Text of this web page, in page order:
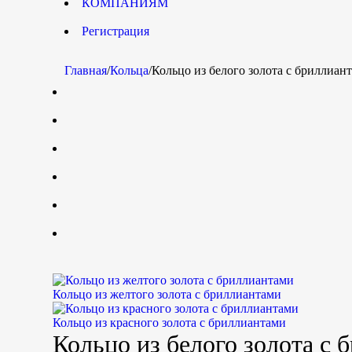
Регистрация
Главная/Кольца/Кольцо из белого золота с
Кольцо из желтого золота с бриллиантами
Кольцо из красного золота с бриллиантами
Кольцо из белого золота с